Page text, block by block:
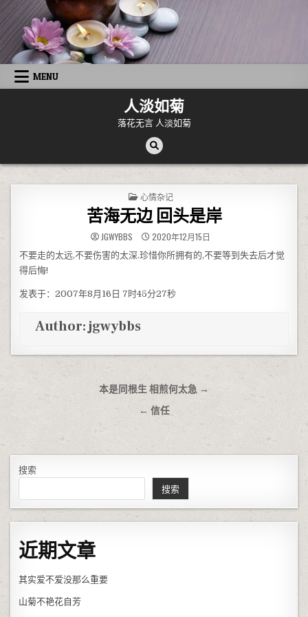
Skip to content
MENU
人淡如菊
落花无言 人淡如菊
POSTED IN
心情杂记
苦海无边 回头是岸
JGWYBBS 2020年12月15日
不要走的太远,不要伤害的太深.珍惜你所拥有的,不要等到失去后才觉
得后悔!
发表于：2007年8月16日 7时45分27秒
Author:jgwybbs
文章导航 本是同根生 相煎何太急 →
← 信任
搜索
搜索
近期文章
其实爱不爱没那么重要
山菊不艳花自芳